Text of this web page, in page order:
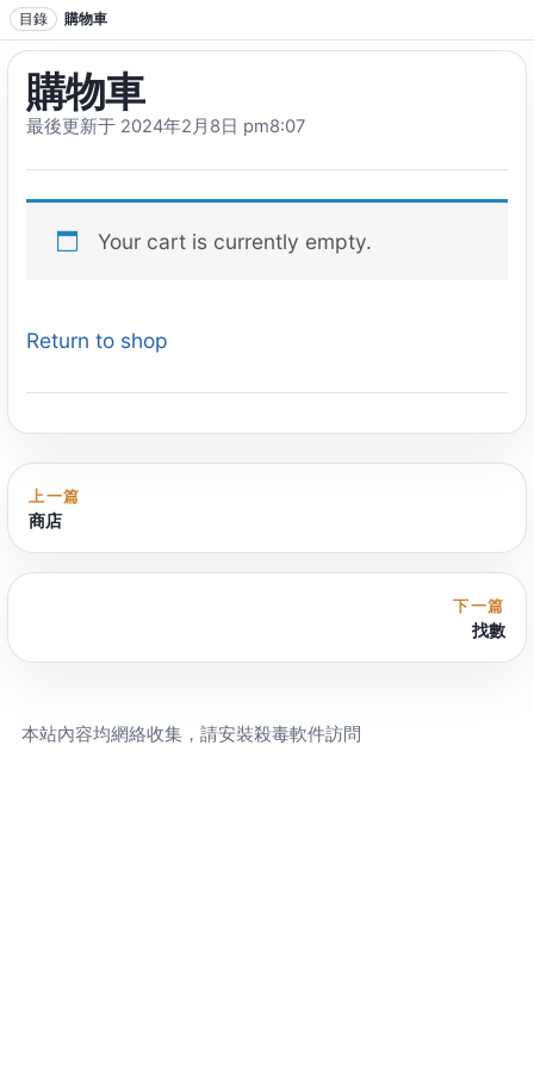
跳轉到正文
目錄 購物車
購物車
最後更新于 2024年2月8日 pm8:07
Your cart is currently empty.
Return to shop
上一篇
商店
下一篇
找數
本站內容均網絡收集，請安裝殺毒軟件訪問